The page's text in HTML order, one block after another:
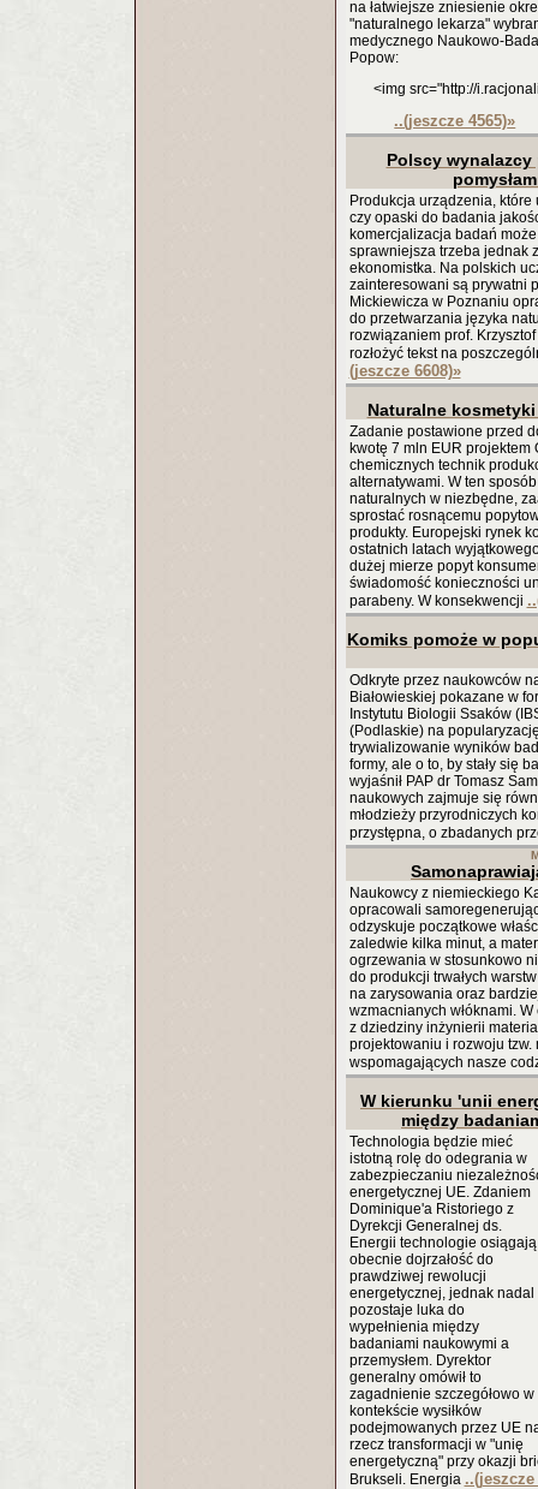
na łatwiejsze zniesienie
"naturalnego lekarza"
medycznego Naukowo-
Popow:
<img src="http://
..(jeszcze 4565)»
Polscy
Produkcja urządzenia,
czy opaski do badania
komercjalizacja badań
sprawniejsza trzeba jednak
ekonomistka. Na polskich
zainteresowani są prywatni
Mickiewicza w Poznaniu
do przetwarzania języka
rozwiązaniem prof.
rozłożyć tekst na
(jeszcze 6608)»
Naturalne
Zadanie postawione przed
kwotę 7 mln EUR projektem
chemicznych technik
alternatywami. W ten
naturalnych w niezbędne,
sprostać rosnącemu
produkty. Europejski rynek
ostatnich latach
dużej mierze popyt
świadomość konieczności
parabeny. W konsekwencji
Komiks pomoże w
Odkryte przez naukowców
Białowieskiej pokazane w
Instytutu Biologii Ssaków
(Podlaskie) na
trywializowanie wyników
formy, ale o to, by stały się
wyjaśnił PAP dr Tomasz
naukowych zajmuje się
młodzieży przyrodniczych
przystępna, o zbadanych
Naukowcy z niemieckiego
opracowali
odzyskuje początkowe
zaledwie kilka minut, a
ogrzewania w stosunkowo
do produkcji trwałych
na zarysowania oraz
wzmacnianych włóknami.
z dziedziny inżynierii
projektowaniu i rozwoju tzw.
wspomagających nasze
W kierunku 'unii
między
Technologia będzie mieć
istotną rolę do odegrania w
zabezpieczaniu
energetycznej UE. Zdaniem
Dominique'a Ristoriego z
Dyrekcji Generalnej ds.
Energii technologie osiągają
obecnie dojrzałość do
prawdziwej rewolucji
energetycznej, jednak nadal
pozostaje luka do
wypełnienia między
badaniami naukowymi a
przemysłem. Dyrektor
generalny omówił to
zagadnienie szczegółowo w
kontekście wysiłków
podejmowanych przez UE
rzecz transformacji w "unię
energetyczną" przy okazji
Brukseli. Energia ..(jeszcze